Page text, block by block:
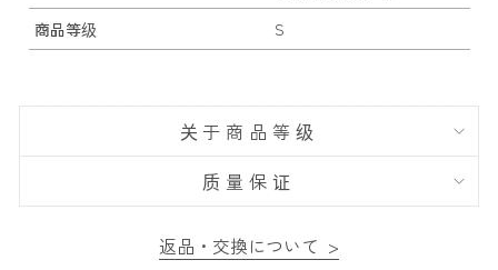
商品等级
S
关于商品等级
质量保证
返品・交換について >